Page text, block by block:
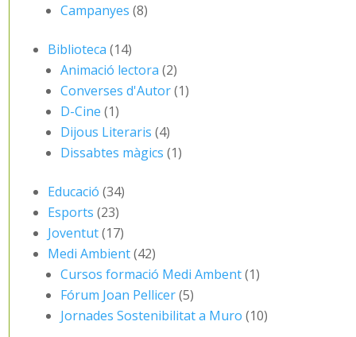
Campanyes (8)
Biblioteca (14)
Animació lectora (2)
Converses d'Autor(1)
D-Cine (1)
Dijous Literaris (4)
Dissabtes màgics (1)
Educació (34)
Esports (23)
Joventut(17)
Medi Ambient(42)
Cursos formació Medi Ambent(1)
Fórum Joan Pellicer(5)
Jornades Sostenibilitat a Muro (10)